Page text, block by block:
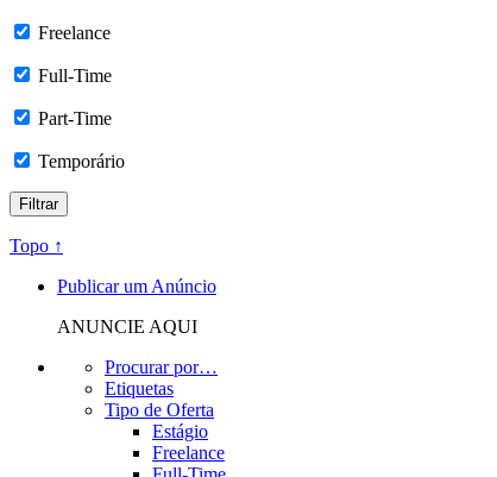
Freelance
Full-Time
Part-Time
Temporário
Topo ↑
Publicar um Anúncio
ANUNCIE AQUI
Procurar por…
Etiquetas
Tipo de Oferta
Estágio
Freelance